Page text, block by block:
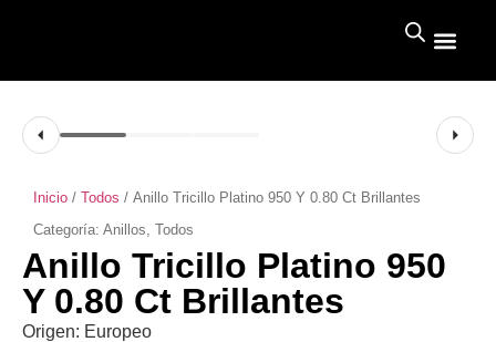
Inicio / Todos / Anillo Tricillo Platino 950 Y 0.80 Ct Brillantes
Categoría: Anillos, Todos
Anillo Tricillo Platino 950
Y 0.80 Ct Brillantes
Origen: Europeo